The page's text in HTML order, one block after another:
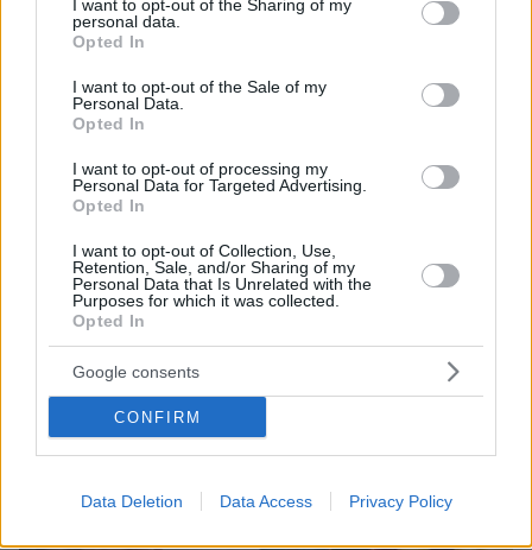
not limited to your visit or usage behaviour. You may click to
grant or deny consent to Google and its third-party tags to
use your data for below specified purposes in below Google
consent section.
I want to opt-out of the Sharing of my
personal data.
Opted In
I want to opt-out of the Sale of my
Personal Data.
Opted In
I want to opt-out of processing my
Personal Data for Targeted Advertising.
Opted In
I want to opt-out of Collection, Use,
Retention, Sale, and/or Sharing of my
Personal Data that Is Unrelated with the
Purposes for which it was collected.
Opted In
Google consents
CONFIRM
Data Deletion Data Access Privacy Policy
Η διαδικασία της μοιρασιάς στο οικογενειακό τραπέζι
Να μοιράζεται κανείς ή να μη μοιράζεται; Δεν είναι
ωραίο να χάσουμε αυτή τη διαδικασία της μοιρασιάς,
που μας συνδέει με το – φαντασιακό πια–
οικογενειακό τραπέζι.
01.01.2022, 22:00